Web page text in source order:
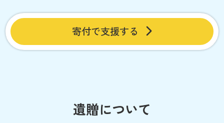
寄付で支援する
遺贈について